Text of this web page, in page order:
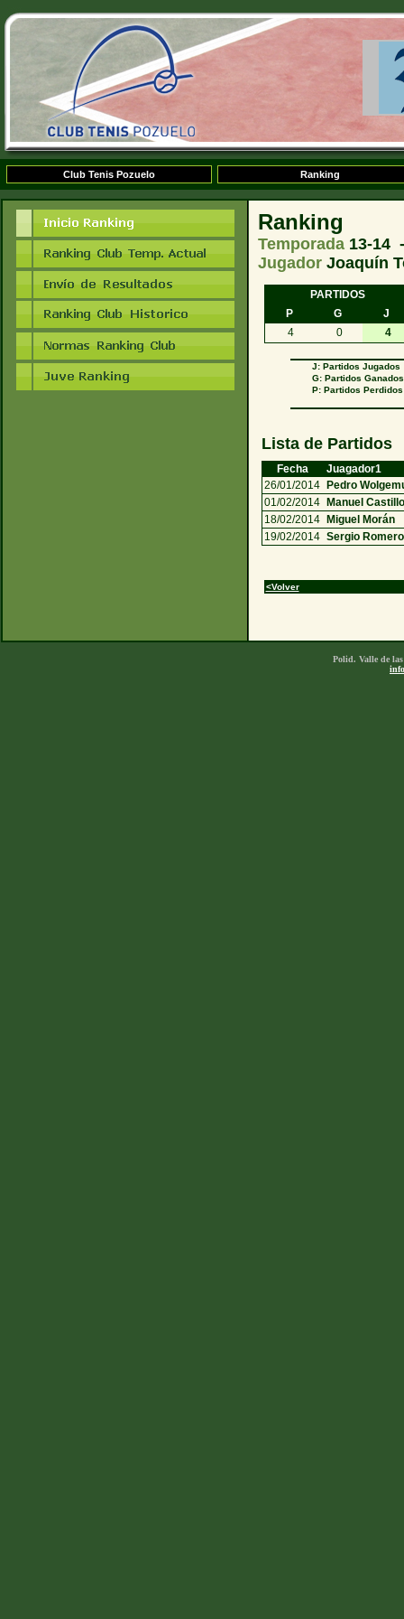
Club Tenis Pozuelo Ranking
Ranking
Temporada 13-14
Jugador Joaquín
PARTIDOS
P
G
J
4
0 4
J: Partidos Jugados
G: Partidos
P: Partidos Perdidos
Lista de Partidos
Fecha
Juagador1
26/01/2014
Pedro
01/02/2014
Manuel
18/02/2014
Miguel Morán
19/02/2014 Sergio
<Volver
Polid. Valle de